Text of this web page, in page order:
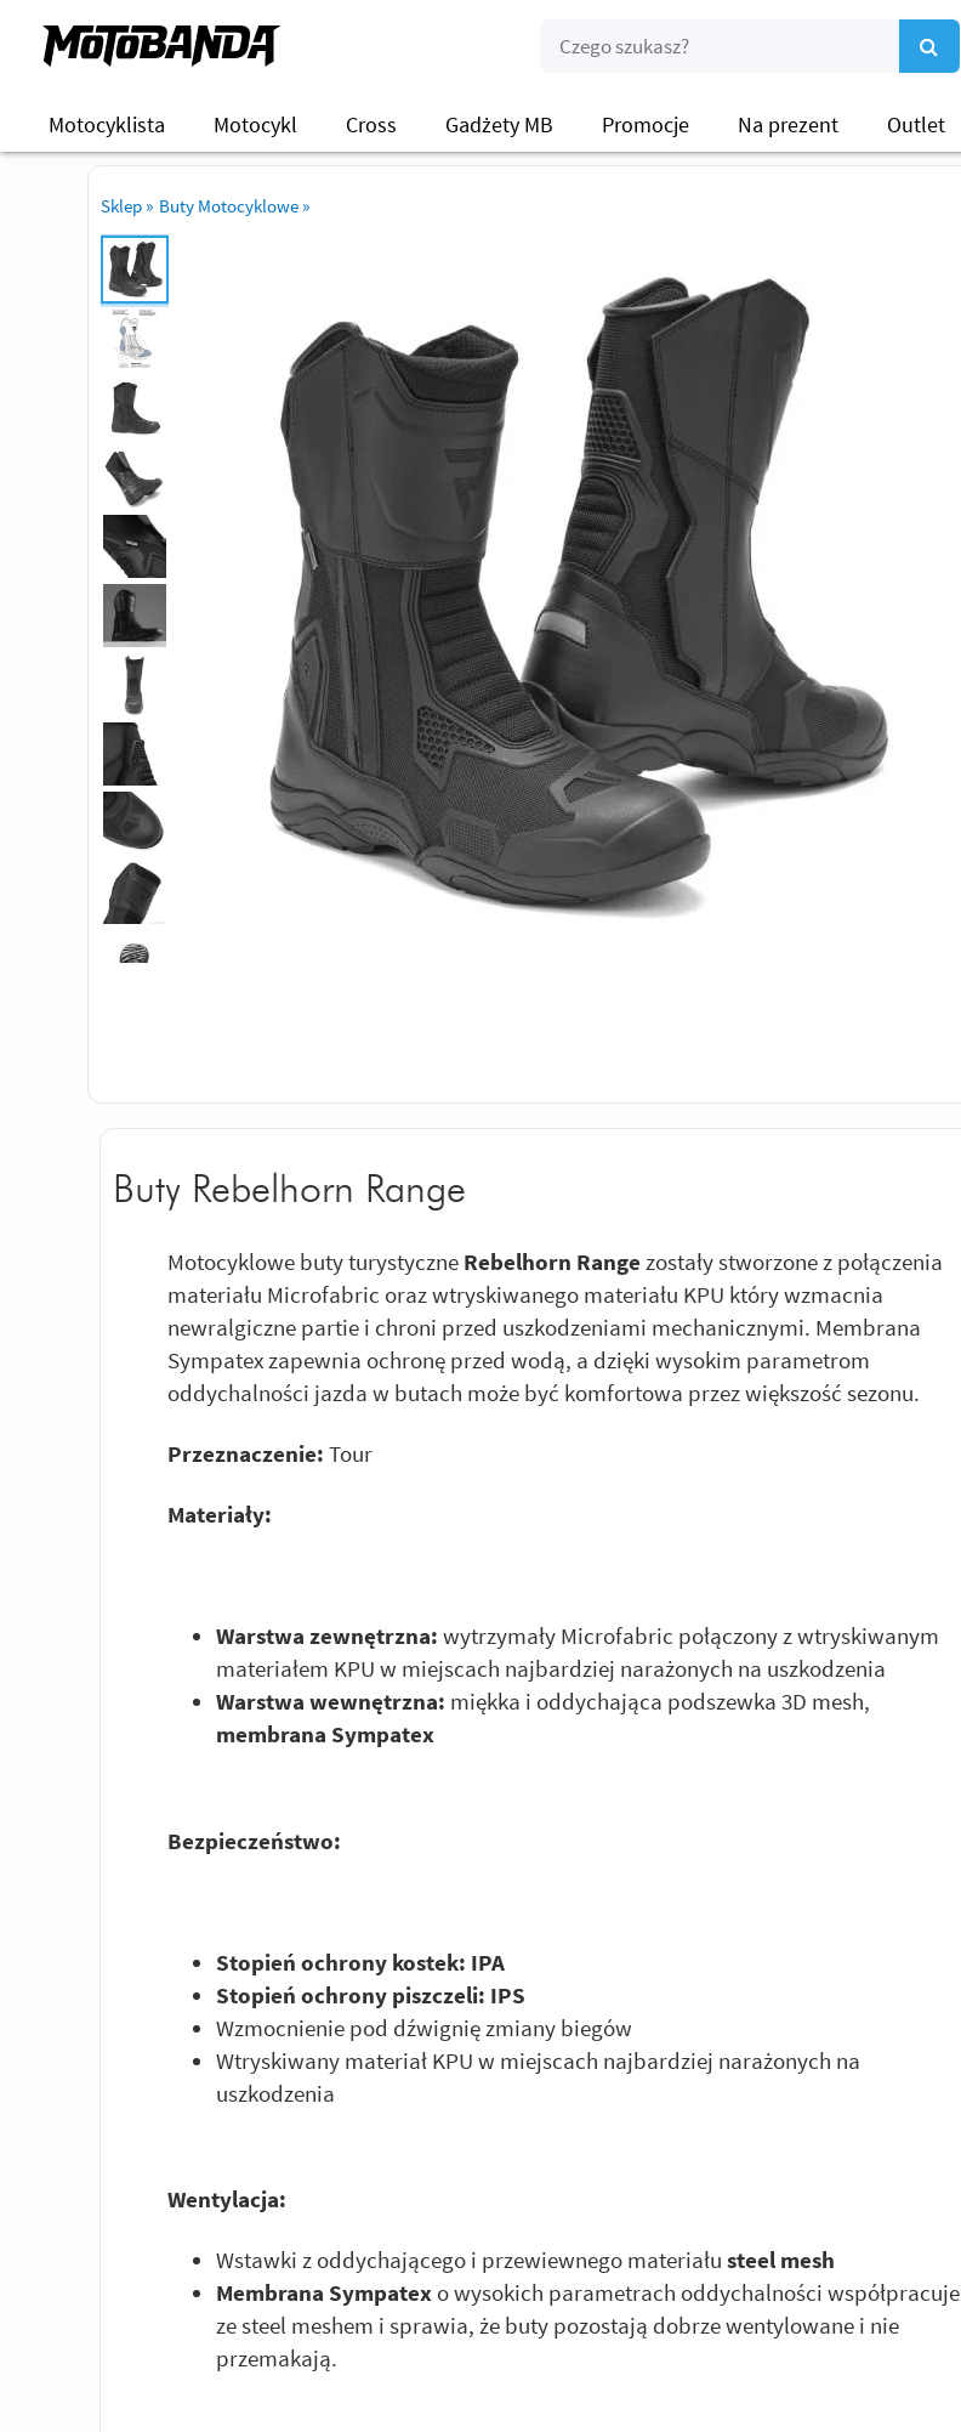
Motocyklista Motocykl Cross Gadżety MB Promocje Na prezent Outlet
Sklep » Buty Motocyklowe »
Buty Rebelhorn Range
Motocyklowe buty turystyczne Rebelhorn Range zostały stworzone z połączenia
materiału Microfabric oraz wtryskiwanego materiału KPU który wzmacnia
newralgiczne partie i chroni przed uszkodzeniami mechanicznymi. Membrana
Sympatex zapewnia ochronę przed wodą, a dzięki wysokim parametrom
oddychalności jazda w butach może być komfortowa przez większość sezonu.
Przeznaczenie: Tour
Materiały:
Warstwa zewnętrzna: wytrzymały Microfabric połączony z wtryskiwanym
materiałem KPU w miejscach najbardziej narażonych na uszkodzenia
Warstwa wewnętrzna: miękka i oddychająca podszewka 3D mesh,
membrana Sympatex
Bezpieczeństwo:
Stopień ochrony kostek: IPA
Stopień ochrony piszczeli: IPS
Wzmocnienie pod dźwignię zmiany biegów
Wtryskiwany materiał KPU w miejscach najbardziej narażonych na
uszkodzenia
Wentylacja:
Wstawki z oddychającego i przewiewnego materiału steel mesh
Membrana Sympatex o wysokich parametrach oddychalności współpracuje
ze steel meshem i sprawia, że buty pozostają dobrze wentylowane i nie
przemakają.